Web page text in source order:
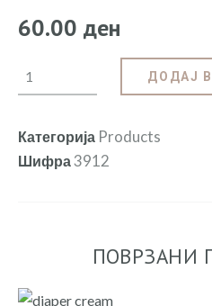
60.00 ден
ДОДАЈ
Категорија Products
Шифра3912
ПОВРЗАНИ